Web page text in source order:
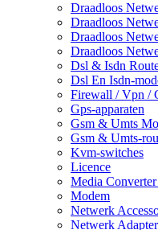
Draadloos
Draadloos
Draadloos
Draadloos
Dsl & Isdn
Dsl En Isdn-
Firewall / Vpn /
Gps-apparaten
Gsm & Umts
Gsm & Umts-
Kvm-switches
Licence
Media
Modem
Netwerk
Netwerk